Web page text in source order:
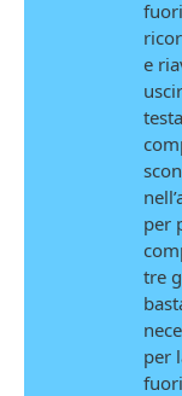
e
per
tre
per